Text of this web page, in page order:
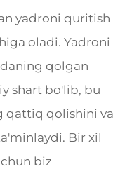
yadroni quritish
oladi. Yadroni
qolgan
shart bo'lib, bu
qattiq qolishini va
Bir xil
biz